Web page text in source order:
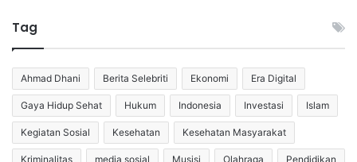
Tag
Ahmad Dhani Berita Selebriti Ekonomi Era Digital
Gaya Hidup Sehat Hukum Indonesia Investasi Islam
Kegiatan Sosial Kesehatan Kesehatan Masyarakat
Kriminalitas media sosial Musisi Olahraga Pendidikan